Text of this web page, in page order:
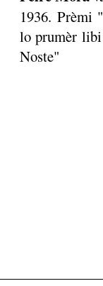
1936. Prèmi
lo prumèr libi
Noste"